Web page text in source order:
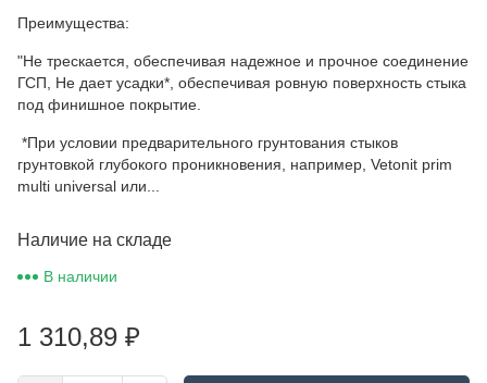
Преимущества:
"Не трескается, обеспечивая надежное и прочное соединение
ГСП, Не дает усадки*, обеспечивая ровную поверхность стыка
под финишное покрытие.
*При условии предварительного грунтования стыков
грунтовкой глубокого проникновения, например, Vetonit prim
multi universal или...
Наличие на складе
В наличии
1 310,89 ₽